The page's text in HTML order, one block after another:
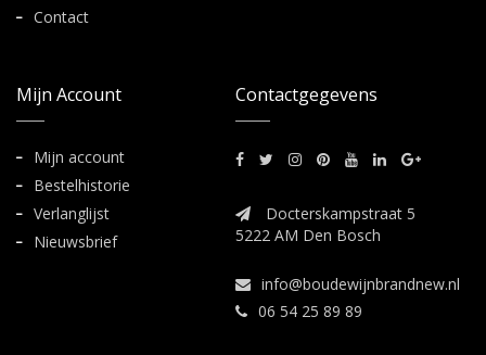
Contact
Mijn Account
Mijn account
Bestelhistorie
Verlanglijst
Nieuwsbrief
Contactgegevens
Docterskampstraat 5
5222 AM Den Bosch
info@boudewijnbrandnew.nl
06 54 25 89 89